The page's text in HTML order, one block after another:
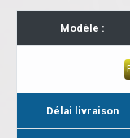
Modèle :
Délai livraison